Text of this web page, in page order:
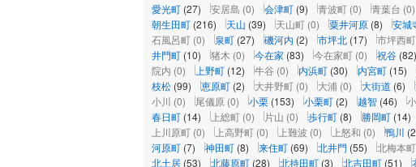
愛光町 (27) 安居島 (0) 会津町 (9) 青波町 (0) 青葉台 (0)
朝生田町 (216) 天山 (39) 天山町 (0) 粟井河原 (8) 安城
石風呂町 (0) 泉町 (27) 磯河内 (2) 市坪北 (17) 市坪西町
井門町 (10) 猪木 (0) 今在家 (83) 今在家町 (0) 祝谷 (82)
院内 (0) 上野町 (12) 牛谷 (0) 内浜町 (30) 内宮町 (15)
枝松 (99) 恵原町 (2) 大井野町 (0) 大浦 (0) 大街道 (6)
小川 (0) 尾儀原 (0) 小栗 (153) 小栗町 (2) 越智 (46)
春日町 (14) 上総町 (0) 片山 (0) 歩行町 (8) 勝岡町 (14)
上川原町 (0) 上高野町 (0) 上難波 (0) 上怒和 (0) 鴨川
河原町 (7) 神田町 (8) 来住町 (69) 北井門 (55) 北梅本町
北土居 (53) 北藤原町 (28) 北持田町 (3) 北吉田町 (51)